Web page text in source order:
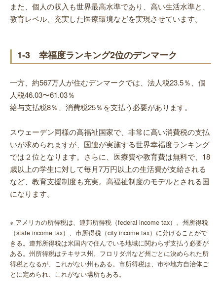
また、個人の収入も世界最高水準であり、高い生活水準と、
教育レベル、充実した医療環境などを実現させています。
1-3 幸福度ランキング2位のデンマーク
一方、約567万人が住むデンマークでは、法人税23.5％、個
人税46.03〜61.03％
給与支払税8％、消費税25％を支払う必要があります。
スウェーデン同様の高福祉国家で、非常に高い消費税の支払
いが求められますが、国連が実施する世界幸福度ランキング
では２位となります。さらに、医療費や教育費は無料で、18
歳以上の学生に対して毎月7万円以上の生活費が支給される
など、教育支援制度も充実。高福祉制度のモデルとされる国
になります。
※ アメリカの所得税は、連邦所得税（federal income tax）、州所得税
（state income tax）、市所得税（city income tax）に分けることがで
きる。連邦所得税は米国内で住んでいる地域に関わらず支払う必要が
ある。州所得税はテキサス州、フロリダ州など州ごとに決められた所
得税となるが、これがない州もある。市所得税は、市や地方自治体ご
とに定められ、これがない場所もある。